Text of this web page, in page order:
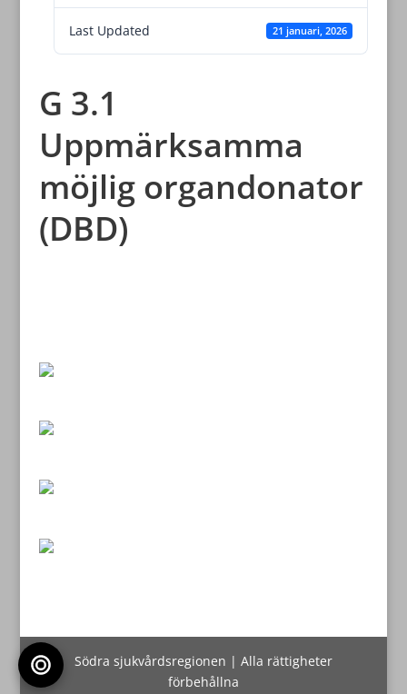
Last Updated 21 januari, 2026
G 3.1
Uppmärksamma
möjlig organdonator
(DBD)
Södra sjukvårdsregionen | Alla rättigheter
förbehållna